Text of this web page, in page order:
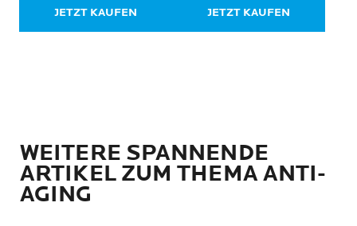
JETZT KAUFEN
JETZT KAUFEN
WEITERE SPANNENDE
ARTIKEL ZUM THEMA ANTI-
AGING